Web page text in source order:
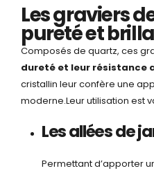
Les graviers
pureté et
Composés de quartz, ces
dureté et leur résistance
cristallin leur confère une
moderne.Leur utilisation est
Les allées de
Permettant d’apporter